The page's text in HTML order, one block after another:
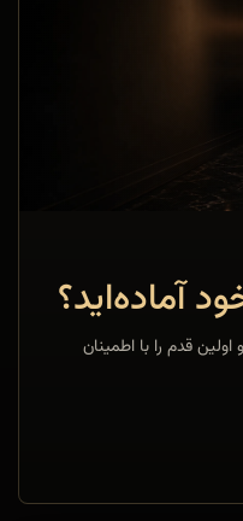
آماده‌اید؟
قدم را با اطمینان